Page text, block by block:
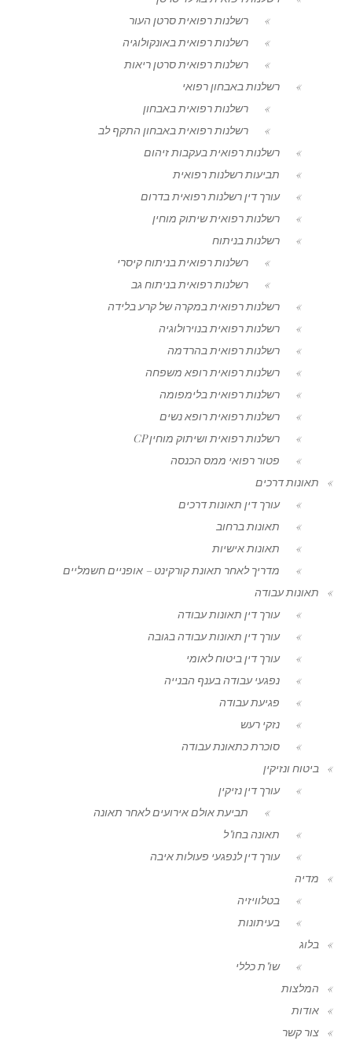
רשלנות רפואית סרטן העור
רשלנות רפואית באונקולוגיה
רשלנות רפואית סרטן ריאות
רשלנות באבחון רפואי
רשלנות רפואית באבחון
רשלנות רפואית באבחון התקף לב
רשלנות רפואית בעקבות זיהום
תביעות רשלנות רפואית
עורך דין רשלנות רפואית בדרום
רשלנות רפואית שיתוק מוחין
רשלנות בניתוח
רשלנות רפואית בניתוח קיסרי
רשלנות רפואית בניתוח גב
רשלנות רפואית במקרה של קרע בלידה
רשלנות רפואית בנוירולוגיה
רשלנות רפואית בהרדמה
רשלנות רפואית רופא משפחה
רשלנות רפואית בלימפומה
רשלנות רפואית רופא נשים
רשלנות רפואית ושיתוק מוחין CP
פטור רפואי ממס הכנסה
תאונות דרכים
עורך דין תאונות דרכים
תאונות ברחוב
תאונות אישיות
מדריך לאחר תאונת קורקינט – אופניים חשמליים
תאונות עבודה
עורך דין תאונות עבודה
עורך דין תאונות עבודה בגובה
עורך דין ביטוח לאומי
נפגעי עבודה בענף הבנייה
פגיעת עבודה
נזקי רעש
סוכרת כתאונת עבודה
ביטוח ונזיקין
עורך דין נזיקין
תביעת אולם אירועים לאחר תאונה
תאונה בחו"ל
עורך דין לנפגעי פעולות איבה
מדיה
בטלוויזיה
בעיתונות
בלוג
שו"ת כללי
המלצות
אודות
צור קשר